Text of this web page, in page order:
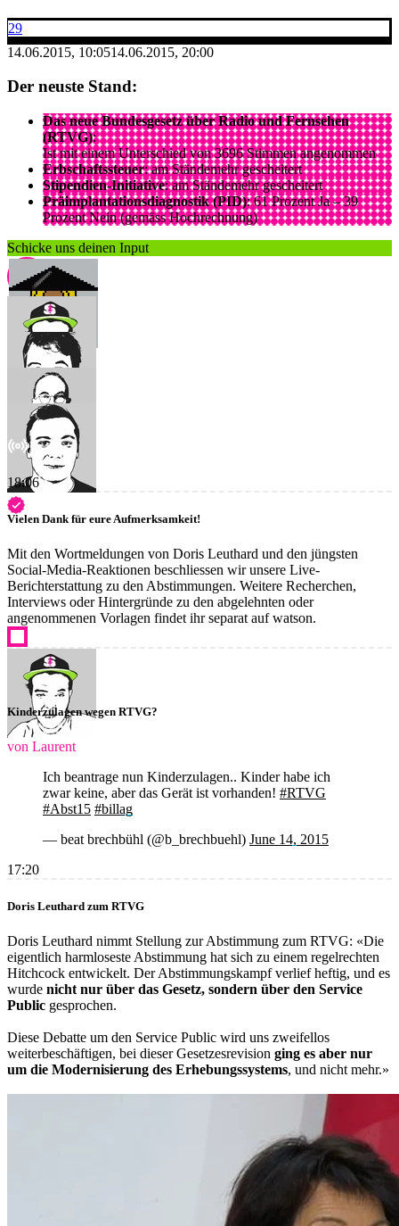
29
14.06.2015, 10:0514.06.2015, 20:00
Der neuste Stand:
Das neue Bundesgesetz über Radio und Fernsehen
(RTVG):
Ist mit einem Unterschied von 3696 Stimmen angenommen
Erbschaftssteuer: am Ständemehr gescheitert
Stipendien-Initiative: am Ständemehr gescheitert
Präimplantationsdiagnostik (PID): 61 Prozent Ja – 39
Prozent Nein (gemäss Hochrechnung)
Schicke uns deinen Input
18:06
Vielen Dank für eure Aufmerksamkeit!
Mit den Wortmeldungen von Doris Leuthard und den jüngsten
Social-Media-Reaktionen beschliessen wir unsere Live-
Berichterstattung zu den Abstimmungen. Weitere Recherchen,
Interviews oder Hintergründe zu den abgelehnten oder
angenommenen Vorlagen findet ihr separat auf watson.
Kinderzulagen wegen RTVG?
von Laurent
Ich beantrage nun Kinderzulagen.. Kinder habe ich
zwar keine, aber das Gerät ist vorhanden! #RTVG
#Abst15 #billag
— beat brechbühl (@b_brechbuehl) June 14, 2015
17:20
Doris Leuthard zum RTVG
Doris Leuthard nimmt Stellung zur Abstimmung zum RTVG: «Die
eigentlich harmloseste Abstimmung hat sich zu einem regelrechten
Hitchcock entwickelt. Der Abstimmungskampf verlief heftig, und es
wurde nicht nur über das Gesetz, sondern über den Service
Public gesprochen.
Diese Debatte um den Service Public wird uns zweifellos
weiterbeschäftigen, bei dieser Gesetzesrevision ging es aber nur
um die Modernisierung des Erhebungssystems, und nicht mehr.»